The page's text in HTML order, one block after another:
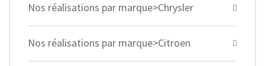
Nos réalisations par marque>Chrysler
Nos réalisations par marque>Citroen